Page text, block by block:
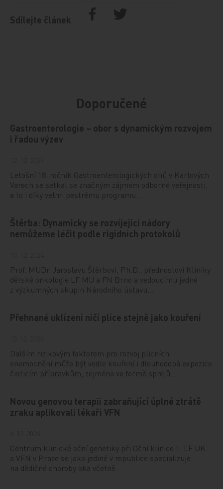
Sdílejte článek
Doporučené
Gastroenterologie – obor s dynamickým rozvojem
i řadou výzev
Letošní 18. ročník Gastroenterologických dnů v Karlových
Varech se setkal se značným zájmem odborné veřejnosti,
a to i díky velmi pestrému programu,…
Štěrba: Dynamicky se rozvíjející nádory
nemůžeme léčit podle rigidních protokolů
Prof. MUDr. Jaroslavu Štěrbovi, Ph.D., přednostovi Kliniky
dětské onkologie LF MU a FN Brno a vedoucímu jedné
z výzkumných skupin Národního ústavu…
Přehnané uklízení ničí plíce stejně jako kouření
Dalším rizikovým faktorem pro rozvoj plicních
onemocnění může být vedle kouření i dlouhodobá expozice
čisticím přípravkům, zejména ve formě sprejů.…
Novou genovou terapii zabraňující úplné ztrátě
zraku aplikovali lékaři VFN
Centrum klinické oční genetiky při Oční klinice 1. LF UK
a VFN v Praze se jako jediné v republice specializuje
na dědičné choroby oka včetně…